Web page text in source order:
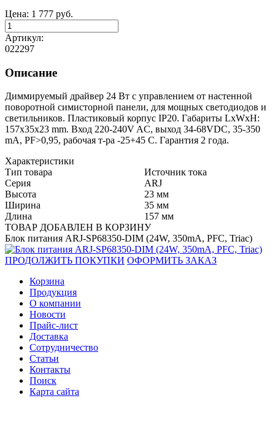
Цена: 1 777 руб.
Артикул:
022297
Описание
Диммируемый драйвер 24 Вт с управлением от настенной
поворотной симисторной панели, для мощных светодиодов и
светильников. Пластиковый корпус IP20. Габариты LxWxH:
157x35x23 mm. Вход 220-240V AC, выход 34-68VDC, 35-350
mA, PF>0,95, рабочая т-ра -25+45 С. Гарантия 2 года.
Характеристики
Тип товара
Источник тока
Серия
ARJ
Высота
23 мм
Ширина
35 мм
Длина
157 мм
ТОВАР ДОБАВЛЕН В КОРЗИНУ
Блок питания ARJ-SP68350-DIM (24W, 350mA, PFC, Triac)
ПРОДОЛЖИТЬ ПОКУПКИ ОФОРМИТЬ ЗАКАЗ
Корзина
Продукция
О компании
Новости
Прайс-лист
Доставка
Сотрудничество
Статьи
Контакты
Поиск
Карта сайта